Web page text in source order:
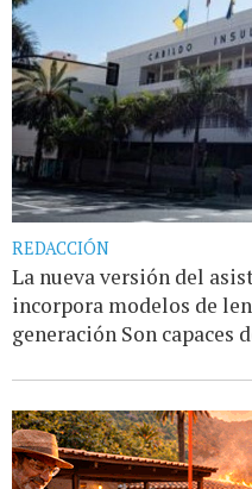
REDACCIÓN
La nueva versión del
incorpora modelos de
generación Son capaces